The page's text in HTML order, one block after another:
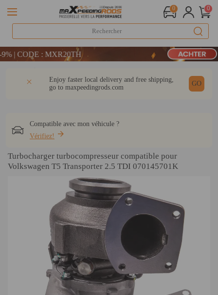
0 0
LIVRAISON GRATUITE À DOMICILE - FR
: MXR20TH
LIVRAISON GRATUITE À DOMICILE - FR
Enjoy faster local delivery and free shipping,
go to maxpeedingrods.com
GO
Compatible avec mon véhicule ?
Vérifiez!
Turbocharger turbocompresseur compatible pour
Volkswagen T5 Transporter 2.5 TDI 070145701K